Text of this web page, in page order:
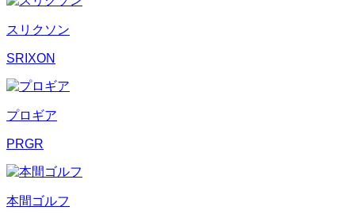
スリクソン
SRIXON
プロギア
PRGR
本間ゴルフ